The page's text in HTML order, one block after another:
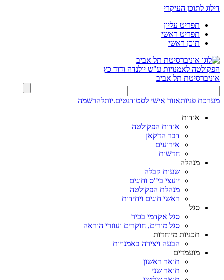
דילוג לתוכן העיקרי
תפריט עליון
תפריט ראשי
תוכן ראשי
הפקולטה לאמנויות ע"ש יולנדה ודוד כץ
אוניברסיטת תל אביב
מערכת פניותאזור אישי לסטודנטים.יותלהרשמה
אודות
אודות הפקולטה
דבר הדקאן
אירועים
חדשות
מנהלה
שעות קבלה
יועצי בי"ס וחוגים
מנהלת הפקולטה
ראשי חוגים ויחידות
סגל
סגל אקדמי בכיר
סגל מורים, חוקרים ועוזרי הוראה
תכניות מיוחדות
הבעה ויצירה באמנויות
מועמדים
תואר ראשון
תואר שני